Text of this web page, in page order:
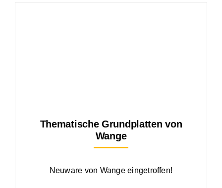
Thematische Grundplatten von
Wange
Neuware von Wange eingetroffen!